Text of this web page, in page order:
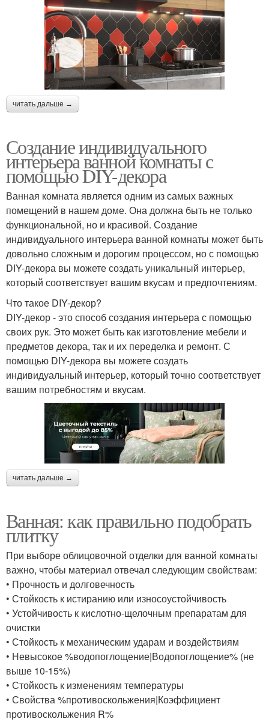
читать дальше →
Создание индивидуального
интерьера ванной комнаты с
помощью DIY-декора
Ванная комната является одним из самых важных
помещений в нашем доме. Она должна быть не только
функциональной, но и красивой. Создание
индивидуального интерьера ванной комнаты может быть
довольно сложным и дорогим процессом, но с помощью
DIY-декора вы можете создать уникальный интерьер,
который соответствует вашим вкусам и предпочтениям.
Что такое DIY-декор?
DIY-декор - это способ создания интерьера с помощью
своих рук. Это может быть как изготовление мебели и
предметов декора, так и их переделка и ремонт. С
помощью DIY-декора вы можете создать
индивидуальный интерьер, который точно соответствует
вашим потребностям и вкусам.
читать дальше →
Ванная: как правильно подобрать
плитку
При выборе облицовочной отделки для ванной комнаты
важно, чтобы материал отвечал следующим свойствам:
• Прочность и долговечность
• Стойкость к истиранию или износоустойчивость
• Устойчивость к кислотно-щелочным препаратам для
очистки
• Стойкость к механическим ударам и воздействиям
• Невысокое %водопоглощение|Водопоглощение% (не
выше 10-15%)
• Стойкость к изменениям температуры
• Свойства %противоскольжения|Коэффициент
противоскольжения R%